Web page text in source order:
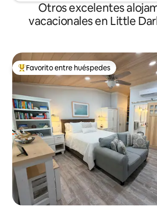
Otros excelentes
vacacionales en Little
De los mejores en Favorito entre
Favorito entre huéspedes